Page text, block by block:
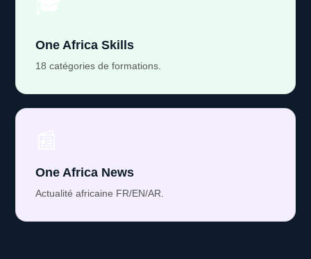
One Africa Skills
18 catégories de formations.
One Africa News
Actualité africaine FR/EN/AR.